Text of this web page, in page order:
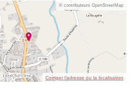
© contributeurs OpenStreetMap
Corriger l’adresse ou la localisation